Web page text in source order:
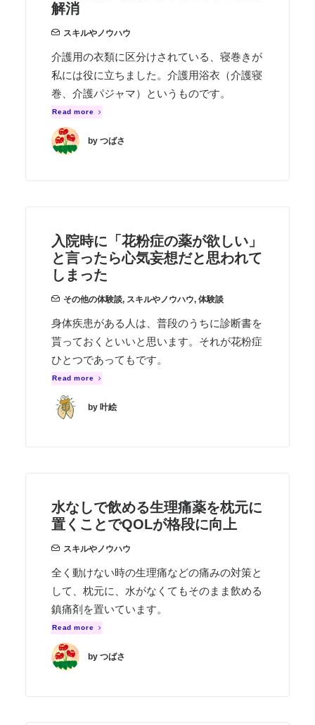
解消
スキルやノウハウ
介護用の衣類に区分けされている、寝巻きが
私には役に立ちました。介護用浴衣（介護寝
巻、介護パジャマ）というものです。
Read more
by つばさ
入院時に「花粉症の薬が欲しい」
と言ったら心気妄想だと思われて
しまった
その他の体験談, スキルやノウハウ, 体験談
身体疾患がある人は、普段のうちに診断書を
貰っておくといいと思います。それが花粉症
ひとつであってもです。
Read more
by 叶絵
水なしで飲める生理痛薬を枕元に
置くことでQOLが格段に向上
スキルやノウハウ
全く動けない時の生理痛などの痛みの対策と
して、枕元に、水がなくてもそのまま飲める
鎮痛剤を置いています。
Read more
by つばさ